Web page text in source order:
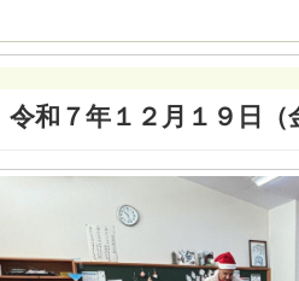
令和７年１２月１９日（